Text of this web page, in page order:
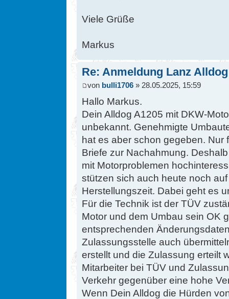
Viele Grüße
Markus
Re: Anmeldung Lanz
von bulli1706 » 28.05.2025, 15:59
Hallo Markus.
Dein Alldog A1205 mit DKW-
unbekannt. Genehmigte
hat es aber schon gegeben.
Briefe zur Nachahmung.
mit Motorproblemen
stützen sich auch heute noch
Herstellungszeit. Dabei geht es
Für die Technik ist der TÜV
Motor und dem Umbau sein OK
entsprechenden
Zulassungsstelle auch
erstellt und die Zulassung erteilt
Mitarbeiter bei TÜV und
Verkehr gegenüber eine hohe
Wenn Dein Alldog die Hürden